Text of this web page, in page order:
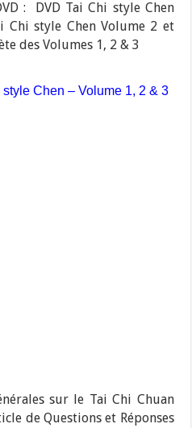
: DVD Tai Chi style Chen
Chi style Chen Volume 2 et
des Volumes 1, 2 & 3
Chen – Volume 1, 2 & 3
sur le Tai Chi Chuan
de Questions et Réponses